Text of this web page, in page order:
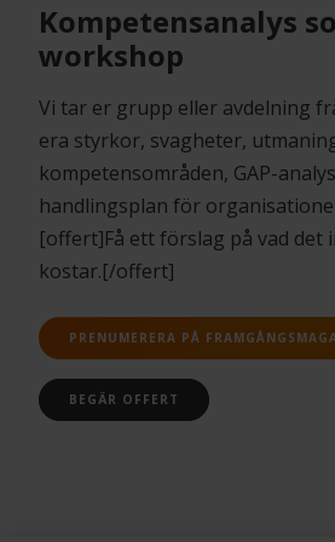
Kompetensanalys
workshop
Vi tar er grupp eller avdelning
era styrkor, svagheter,
kompetensområden, GAP-
handlingsplan för
[offert]Få ett förslag på vad det
kostar.[/offert]
PRENUMERERA PÅ
BEGÄR OFFERT